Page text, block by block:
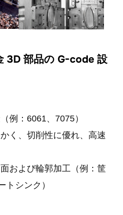
3D 部品の G-code 設
例：6061、7075）
かく、切削性に優れ、高速
および輪郭加工（例：筐
トシンク）